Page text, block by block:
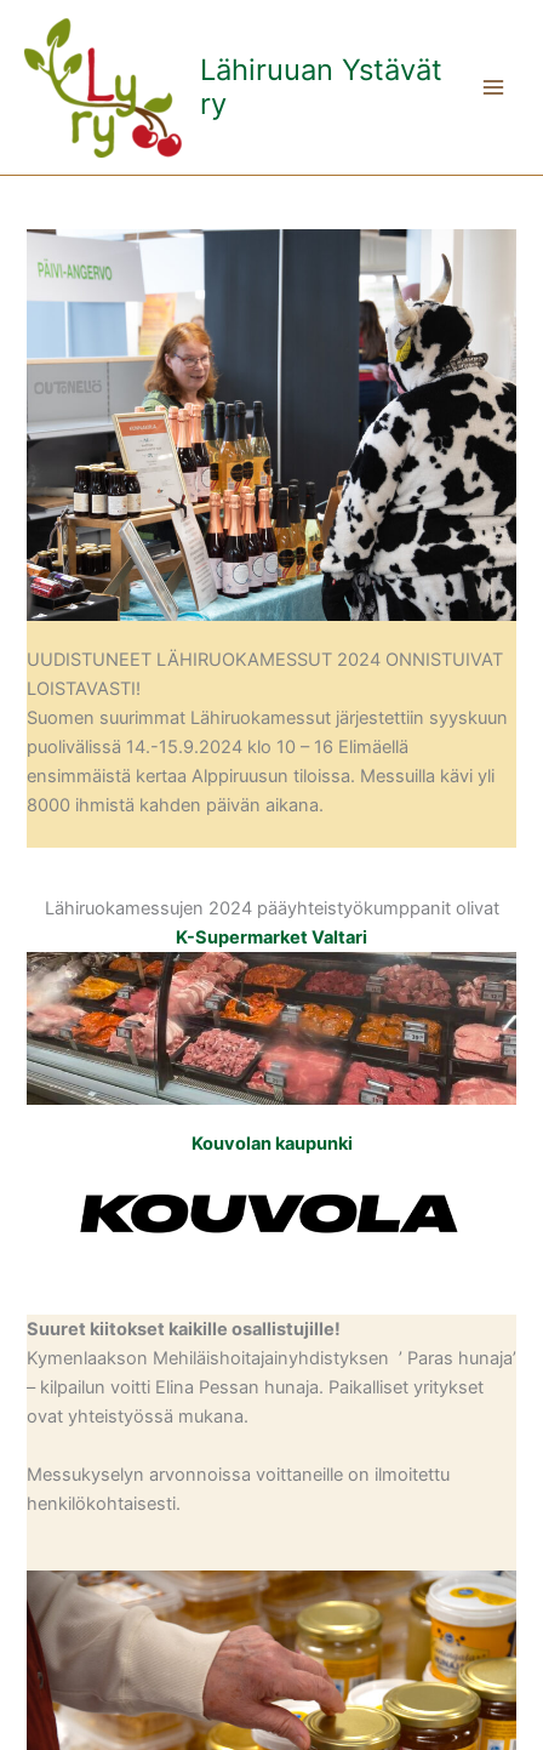
sisältöön
Lähiruuan Ystävät
ry
UUDISTUNEET LÄHIRUOKAMESSUT 2024 ONNISTUIVAT
LOISTAVASTI!
Suomen suurimmat Lähiruokamessut järjestettiin syyskuun
puolivälissä 14.-15.9.2024 klo 10 – 16 Elimäellä
ensimmäistä kertaa Alppiruusun tiloissa. Messuilla kävi yli
8000 ihmistä kahden päivän aikana.
Lähiruokamessujen 2024 pääyhteistyökumppanit olivat
K-Supermarket Valtari
Kouvolan kaupunki
Suuret kiitokset kaikille osallistujille!
Kymenlaakson Mehiläishoitajainyhdistyksen ’ Paras hunaja’
– kilpailun voitti Elina Pessan hunaja. Paikalliset yritykset
ovat yhteistyössä mukana.
Messukyselyn arvonnoissa voittaneille on ilmoitettu
henkilökohtaisesti.